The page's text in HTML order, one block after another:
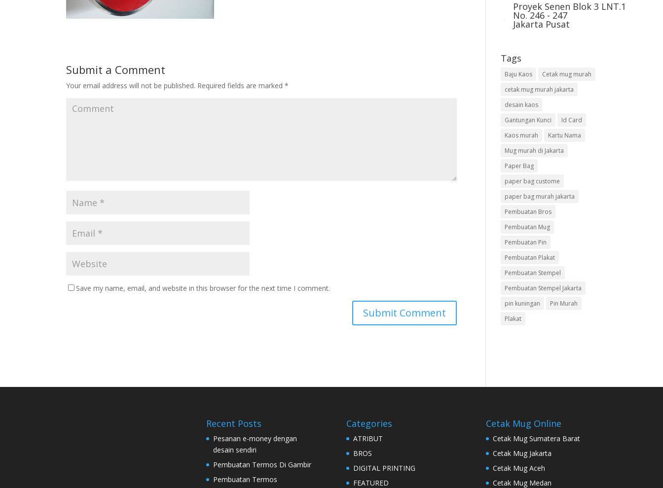
Submit a Comment
Your email address will not be published. Required fields are marked*
Save my name, email, and website in this browser for the next time I comment.
Proyek Senen Blok 3 LNT.1
No. 246 - 247
Jakarta Pusat
Tags
Baju Kaos
Cetak mug murah
cetak mug murah jakarta
desain kaos
Gantungan Kunci
Id Card
Kaos murah
Kartu Nama
Mug murah di Jakarta
Paper Bag
paper bag custome
paper bag murah jakarta
Pembuatan Bros
Pembuatan Mug
Pembuatan Pin
Pembuatan Plakat
Pembuatan Stempel
Pembuatan Stempel Jakarta
pin kuningan
Pin Murah
Plakat
Recent Posts
Pesanan e-money dengan
desain sendiri
Pembuatan Termos Di Gambir
Pembuatan Termos
Categories
ATRIBUT
BROS
DIGITAL PRINTING
FEATURED
Cetak Mug Online
Cetak Mug Sumatera Barat
Cetak Mug Jakarta
Cetak Mug Aceh
Cetak Mug Medan